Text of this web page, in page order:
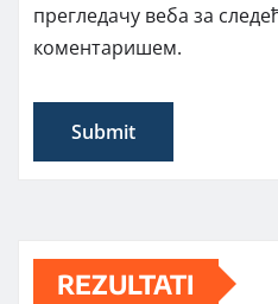
прегледачу веба за
коментаришем.
REZULTATI